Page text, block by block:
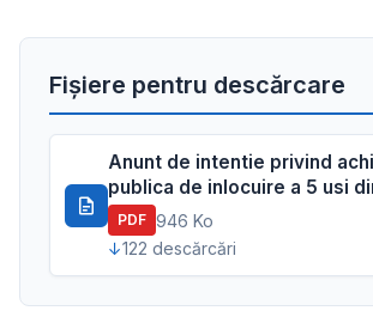
Fișiere pentru descărcare
Anunt de intentie privind
publica de inlocuire a 5 usi
PDF 946 Ko
122 descărcări